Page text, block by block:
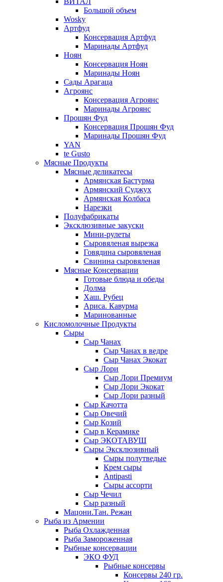
Большой объем
Wosky
Артфуд
Консервация Артфуд
Маринады Артфуд
Ноян
Консервация Ноян
Маринады Ноян
Сады Арагаца
Агроянс
Консервация Агроянс
Маринады Агроянс
Прошян Фуд
Консервация Прошян Фуд
Маринады Прошян Фуд
YAN
te Gusto
Мясные Продукты
Мясные деликатесы
Армянская Бастурма
Армянский Суджух
Армянская Колбаса
Нарезки
Полуфабрикаты
Эксклюзивные закуски
Мини-рулеты
Сыровяленая вырезка
Говядина сыровяленая
Свинина сыровяленая
Мясные Консервации
Готовые блюда и обеды
Долма
Хаш. Рубец
Ариса. Кавурма
Маринованные
Кисломолочные Продукты
Сыры
Сыр Чанах
Сыр Чанах в ведре
Сыр Чанах Экокат
Сыр Лори
Сыр Лори Премиум
Сыр Лори Экокат
Сыр Лори разный
Сыр Качотта
Сыр Овечий
Сыр Козий
Сыр в Керамике
Сыр ЭКОТАВУШ
Сыры Эксклюзивный
Сыры полутведые
Крем сыры
Antipasti
Сыры ассорти
Сыр Чечил
Сыр разный
Мацони.Тан. Режан
Рыба из Армении
Рыба Охлажденная
Рыба Замороженная
Рыбные консервации
ЭКО ФУД
Рыбные консервы
Консервы 240 гр.